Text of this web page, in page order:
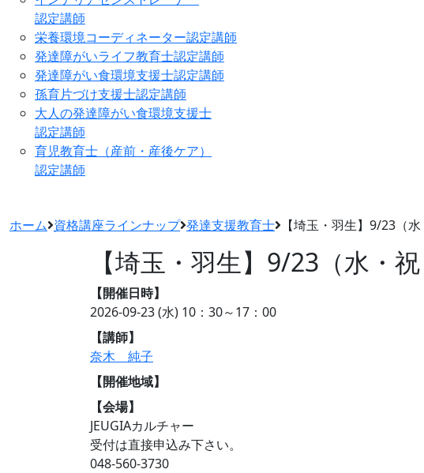
認定講師
栄養環境コーディネーター認定講師
発達障がいライフ教育士認定講師
発達障がい食環境支援士認定講師
孫育片づけ支援士認定講師
大人の発達障がい食環境支援士
認定講師
育児教育士（産前・産後ケア）
認定講師
ホーム 資格講座ラインナップ 発達支援教育士 【埼玉・羽生】9/23（
【埼玉・羽生】9/23（水・
【開催日時】
2026-09-23 (水) 10：30～17：00
【講師】
奈木 純子
【開催地域】
【会場】
JEUGIAカルチャー
受付は直接申込み下さい。
048-560-3730